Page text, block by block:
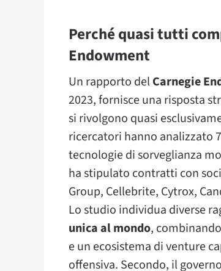
Perché quasi tutti
Endowment
Un rapporto delCarnegie
2023, fornisce una risposta
si rivolgono quasi
ricercatori hanno analizzato
tecnologie di sorveglianza
ha stipulato contratti con
Group, Cellebrite, Cytrox,
Lo studio individua diverse
unica al mondo,
e un ecosistema di venture
offensiva. Secondo, il